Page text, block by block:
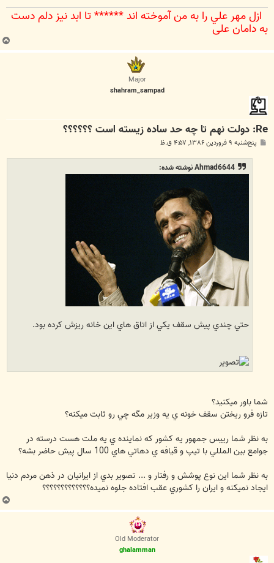
ازل مهر علي را به من آموخته اند ****** تا ابد نيز دلم دست
به دامان علي‌
ب
ا
Major
shahram_sampad
Re: دولت نهم تا چه حد ساده زيسته است ؟؟؟؟؟؟
پ پنج‌شنبه ۹ فروردین ۱۳۸۶, ۴:۵۷ ق.ظ
Ahmad6644 نوشته شده:
حتي چندي پيش سقف يكي از اتاق هاي اين خانه ريزش كرده بود.
شما باور ميكنيد؟
تازه فرو ريختن سقف خونه ي يه وزير مگه چي رو ثابت ميكنه؟
به نظر شما رييس جمهور يه كشور كه نماينده ي يه ملت هست درسته در
جوامع بين المللي با تيپ و قيافه ي دهاتي هاي 100 سال پيش حاضر بشه؟
به نظر شما اين نوع پوشش و رفتار و ... تصوير بدي از ايرانيان در ذهن مردم دنيا
ايجاد نميكنه و ايران را كشوري عقب افتاده جلوه نميده؟؟؟؟؟؟؟؟؟؟؟؟؟
ب
ا
Old Moderator
ghalamman